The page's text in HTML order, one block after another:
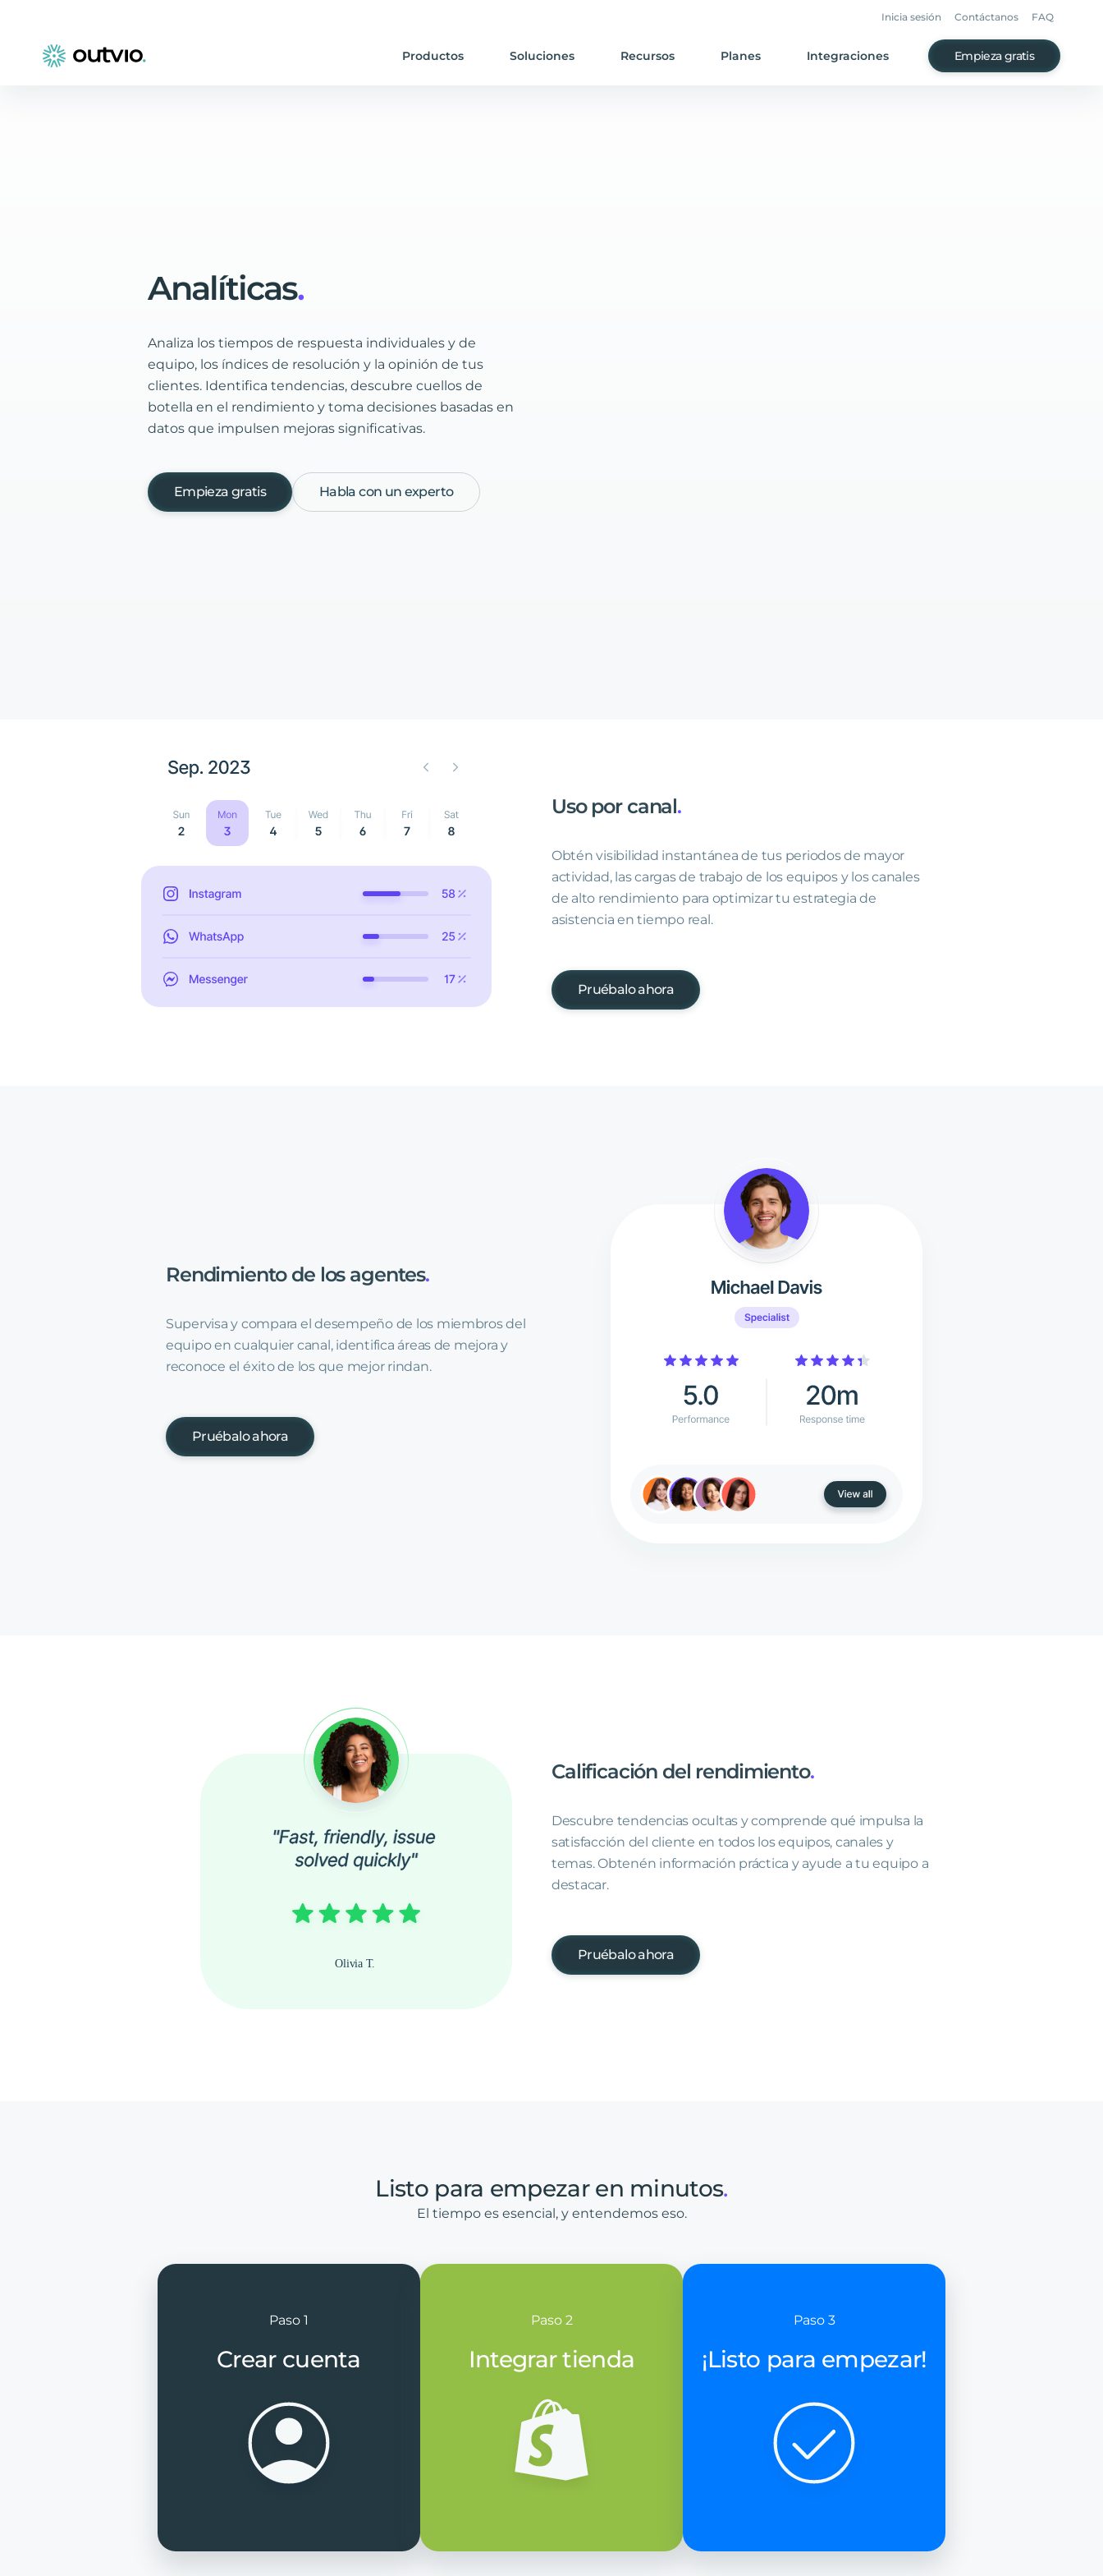
Inicia sesión Contáctanos FAQ
Productos Soluciones Recursos Planes Integraciones Empieza gratis
Analíticas.
Analiza los tiempos de respuesta individuales y de
equipo, los índices de resolución y la opinión de tus
clientes. Identifica tendencias, descubre cuellos de
botella en el rendimiento y toma decisiones basadas en
datos que impulsen mejoras significativas.
Empieza gratis Habla con un experto
Uso por canal.
Obtén visibilidad instantánea de tus periodos de mayor
actividad, las cargas de trabajo de los equipos y los canales
de alto rendimiento para optimizar tu estrategia de
asistencia en tiempo real.
Pruébalo ahora
Rendimiento de los agentes.
Supervisa y compara el desempeño de los miembros del
equipo en cualquier canal, identifica áreas de mejora y
reconoce el éxito de los que mejor rindan.
Pruébalo ahora
Calificación del rendimiento.
Descubre tendencias ocultas y comprende qué impulsa la
satisfacción del cliente en todos los equipos, canales y
temas. Obtenén información práctica y ayude a tu equipo a
destacar.
Pruébalo ahora
Listo para empezar en minutos.
El tiempo es esencial, y entendemos eso.
Paso 1
Crear cuenta
Paso 2
Integrar tienda
Paso 3
¡Listo para empezar!